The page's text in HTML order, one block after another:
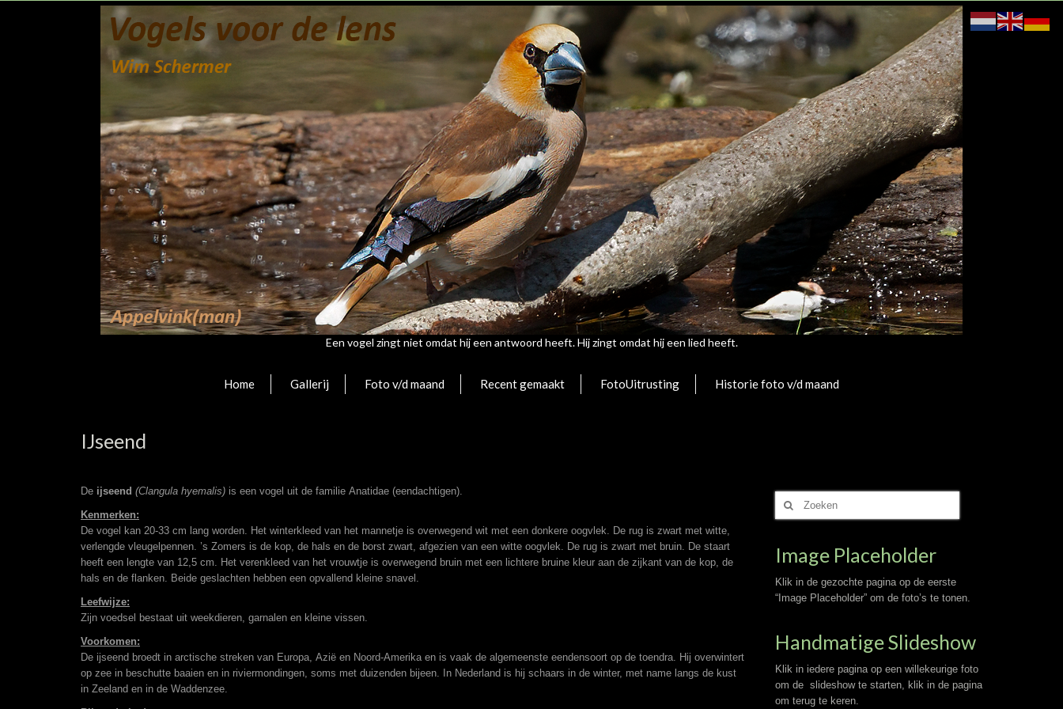
Een vogel zingt niet omdat hij een antwoord heeft. Hij zingt omdat hij een lied heeft.
Home Gallerij Foto v/d maand Recent gemaakt FotoUitrusting Historie foto v/d maand
IJseend
De ijseend (Clangula hyemalis) is een vogel uit de familie Anatidae (eendachtigen).
Kenmerken:
De vogel kan 20-33 cm lang worden. Het winterkleed van het mannetje is overwegend wit met een donkere oogvlek. De rug is zwart met witte,
verlengde vleugelpennen. ’s Zomers is de kop, de hals en de borst zwart, afgezien van een witte oogvlek. De rug is zwart met bruin. De staart
heeft een lengte van 12,5 cm. Het verenkleed van het vrouwtje is overwegend bruin met een lichtere bruine kleur aan de zijkant van de kop, de
hals en de flanken. Beide geslachten hebben een opvallend kleine snavel.
Leefwijze:
Zijn voedsel bestaat uit weekdieren, garnalen en kleine vissen.
Voorkomen:
De ijseend broedt in arctische streken van Europa, Azië en Noord-Amerikaen is vaak de algemeenste eendensoort op de toendra. Hij overwintert
op zee in beschutte baaien en in riviermondingen, soms met duizenden bijeen. In Nederland is hij schaars in de winter, met name langs de kust
in Zeeland en in de Waddenzee.
Zoek
Image Placeholder
Klik in de gezochte pagina op de eerste
“Image Placeholder” om de foto’s te tonen.
Handmatige Slideshow
Klik in iedere pagina op een willekeurige foto
om de slideshow te starten, klik in de pagina
om terug te keren.